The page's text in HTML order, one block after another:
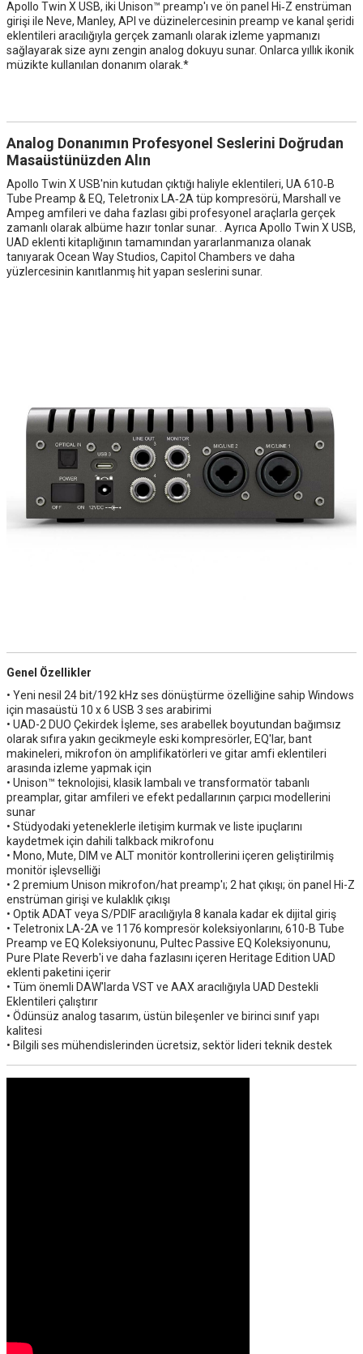
Apollo Twin X USB, iki Unison™ preamp'ı ve ön panel Hi‑Z enstrüman
girişi ile Neve, Manley, API ve düzinelercesinin preamp ve kanal şeridi
eklentileri aracılığıyla gerçek zamanlı olarak izleme yapmanızı
sağlayarak size aynı zengin analog dokuyu sunar. Onlarca yıllık ikonik
müzikte kullanılan donanım olarak.*
Analog Donanımın Profesyonel Seslerini Doğrudan
Masaüstünüzden Alın
Apollo Twin X USB'nin kutudan çıktığı haliyle eklentileri, UA 610‑B
Tube Preamp & EQ, Teletronix LA‑2A tüp kompresörü, Marshall ve
Ampeg amfileri ve daha fazlası gibi profesyonel araçlarla gerçek
zamanlı olarak albüme hazır tonlar sunar. . Ayrıca Apollo Twin X USB,
UAD eklenti kitaplığının tamamından yararlanmanıza olanak
tanıyarak Ocean Way Studios, Capitol Chambers ve daha
yüzlercesinin kanıtlanmış hit yapan seslerini sunar.
Genel Özellikler
• Yeni nesil 24 bit/192 kHz ses dönüştürme özelliğine sahip Windows
için masaüstü 10 x 6 USB 3 ses arabirimi
• UAD-2 DUO Çekirdek İşleme, ses arabellek boyutundan bağımsız
olarak sıfıra yakın gecikmeyle eski kompresörler, EQ'lar, bant
makineleri, mikrofon ön amplifikatörleri ve gitar amfi eklentileri
arasında izleme yapmak için
• Unison™ teknolojisi, klasik lambalı ve transformatör tabanlı
preamplar, gitar amfileri ve efekt pedallarının çarpıcı modellerini
sunar
• Stüdyodaki yeteneklerle iletişim kurmak ve liste ipuçlarını
kaydetmek için dahili talkback mikrofonu
• Mono, Mute, DIM ve ALT monitör kontrollerini içeren geliştirilmiş
monitör işlevselliği
• 2 premium Unison mikrofon/hat preamp'ı; 2 hat çıkışı; ön panel Hi-Z
enstrüman girişi ve kulaklık çıkışı
• Optik ADAT veya S/PDIF aracılığıyla 8 kanala kadar ek dijital giriş
• Teletronix LA-2A ve 1176 kompresör koleksiyonlarını, 610-B Tube
Preamp ve EQ Koleksiyonunu, Pultec Passive EQ Koleksiyonunu,
Pure Plate Reverb'i ve daha fazlasını içeren Heritage Edition UAD
eklenti paketini içerir
• Tüm önemli DAW'larda VST ve AAX aracılığıyla UAD Destekli
Eklentileri çalıştırır
• Ödünsüz analog tasarım, üstün bileşenler ve birinci sınıf yapı
kalitesi
• Bilgili ses mühendislerinden ücretsiz, sektör lideri teknik destek